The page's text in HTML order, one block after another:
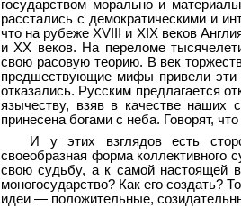
государством морально и
расстались с демократическими и
что на рубеже XVIII и XIX веков
и XX веков. На переломе
свою расовую теорию. В век
предшествующие мифы привели эти
отказались. Русским предлагается
язычеству, взяв в качестве наших
принесена богами с неба. Говорят,
И у этих взглядов есть
своеобразная форма коллективного
свою судьбу, а к самой настоящей
моногосударство? Как его создать?
идеи — положительные,